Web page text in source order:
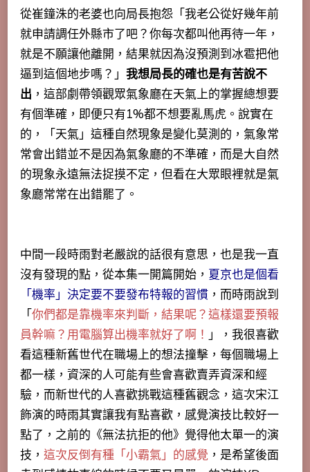
從崔鐘洙的老婆也向局長抱怨「我老公從好幾年前
就申請調任外縣市了吧？你每次都叫他再待一年，
就是不願讓他離開，結果就因為沒預測到冰雹把他
逼到這個地步嗎？」 我想局長的確也是有苦說不
出 ，這部劇帶領觀眾氣象廳在天氣上的掌握總想要
有個準確，即便只有1%都不想要亂馬虎。說實在
的，
「天氣」這種自然現象是變化莫測的，氣象常
常會出錯並不是因為氣象廳的不準確，而是大自然
的現象永遠無法捉摸不定 ，但看在大眾眼裡就是氣
象廳常常在出錯罷了。
中間一段時雨對老嚴說的話很有意思，也是我一直
沒有發現的點，從本集一開篇開始， 夏京也是個看
「機率」決定要不要發布特報的習慣 ，而時雨說到
「你們都是靠機率來判斷，結果呢？這樣還要預報
員幹嘛？用電腦算出機率就好了啊！ 」， 我很喜歡
看這種新舊世代在職場上的想法撞擊 ，每個職場上
都一樣，資深的人可能有些會喜歡賣弄資深和經
驗，而新世代的人喜歡挑戰這種舊觀念，這次宋江
飾演的時雨其實讓我有點喜歡，感覺演技比較好一
點了，之前的《無法抗拒的他》覺得他太單一的演
技， 這次反倒有種「小霸氣」的感覺 ，是希望後面